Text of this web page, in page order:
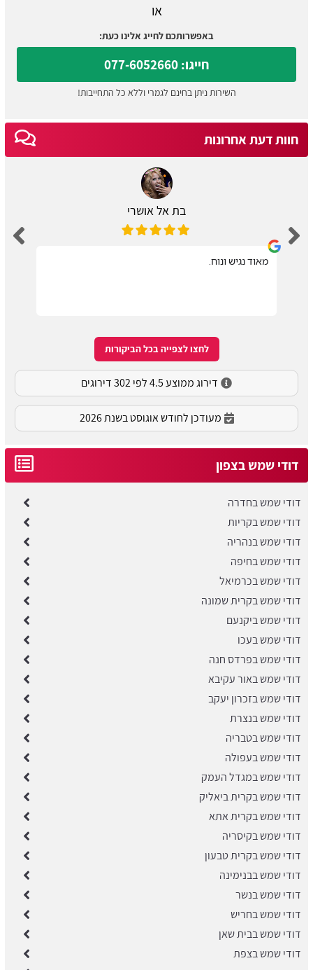
או
באפשרותכם לחייג אלינו כעת:
חייגו: 077-6052660
השירות ניתן בחינם לגמרי וללא כל התחייבות!
חוות דעת אחרונות
בת אל אושרי
מאוד נגיש ונוח.
לחצו לצפייה בכל הביקורות
דירוג ממוצע 4.5 לפי 302 דירוגים
מעודכן לחודש אוגוסט בשנת 2026
דודי שמש בצפון
דודי שמש בחדרה
דודי שמש בקריות
דודי שמש בנהריה
דודי שמש בחיפה
דודי שמש בכרמיאל
​דודי שמש בקרית שמונה
דודי שמש ביקנעם
דודי שמש בעכו
דודי שמש בפרדס חנה
דודי שמש באור עקיבא
דודי שמש בזכרון יעקב
דודי שמש בנצרת
דודי שמש בטבריה
דודי שמש בעפולה
דודי שמש במגדל העמק
דודי שמש בקרית ביאליק
דודי שמש בקרית אתא
דודי שמש בקיסריה
דודי שמש בקרית טבעון
דודי שמש בבנימינה
דודי שמש בנשר
דודי שמש בחריש
דודי שמש בבית שאן
דודי שמש בצפת